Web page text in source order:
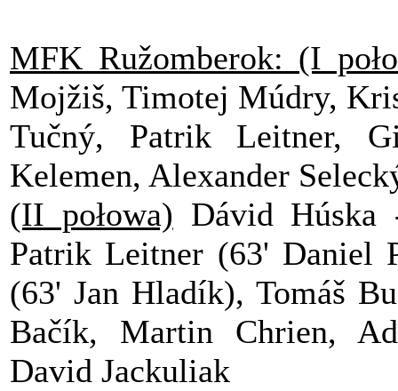
MFK Ružomberok: (I
Mojžiš, Timotej Múdry,
Tučný, Patrik Leitner,
Kelemen, Alexander
(II połowa) Dávid
Patrik Leitner (63' Daniel
(63' Jan Hladík), Tomáš
Bačík, Martin Chrien,
David Jackuliak